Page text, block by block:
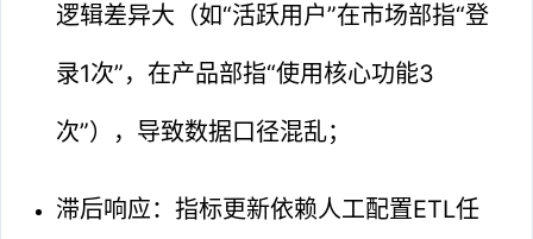
逻辑差异大（如“活跃用户”在市场部指“登
录1次”，在产品部指“使用核心功能3
次”），导致数据口径混乱；
滞后响应：指标更新依赖人工配置ETL任